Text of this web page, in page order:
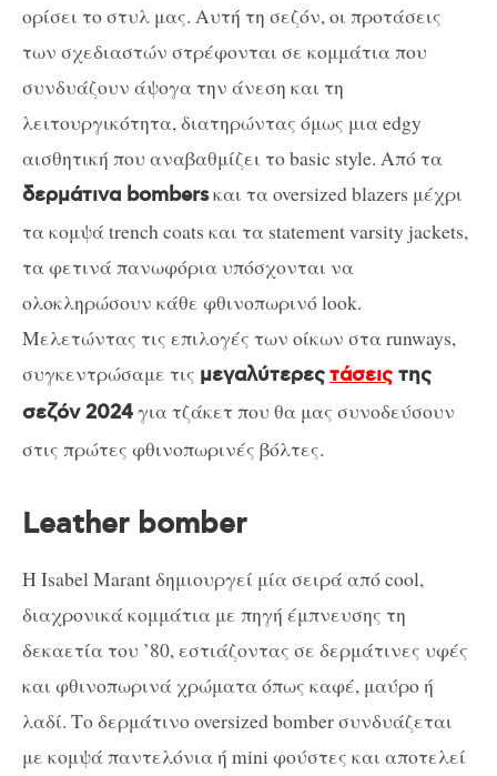
ορίσει το στυλ μας. Αυτή τη σεζόν, οι προτάσεις
των σχεδιαστών στρέφονται σε κομμάτια που
συνδυάζουν άψογα την άνεση και τη
λειτουργικότητα, διατηρώντας όμως μια edgy
αισθητική που αναβαθμίζει το basic style. Από τα
δερμάτινα bombersκαι τα oversized blazers μέχρι
τα κομψά trench coats και τα statement varsity jackets,
τα φετινά πανωφόρια υπόσχονται να
ολοκληρώσουν κάθε φθινοπωρινό look.
Μελετώντας τις επιλογές των οίκων στα runways,
συγκεντρώσαμε τις μεγαλύτερεςτάσεις της
σεζόν 2024για τζάκετ που θα μας συνοδεύσουν
στις πρώτες φθινοπωρινές βόλτες.
Leather bomber
Η Isabel Marant δημιουργεί μία σειρά από cool,
διαχρονικά κομμάτια με πηγή έμπνευσης τη
δεκαετία του ’80, εστιάζοντας σε δερμάτινες υφές
και φθινοπωρινά χρώματα όπως καφέ, μαύρο ή
λαδί. Το δερμάτινο oversized bomber συνδυάζεται
με κομψά παντελόνια ή mini φούστες και αποτελεί